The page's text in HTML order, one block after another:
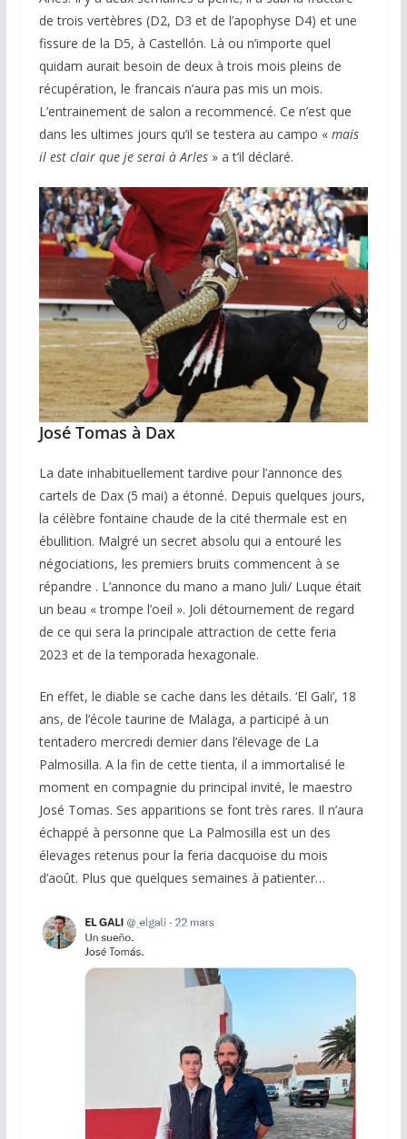
de trois vertèbres (D2, D3 et de l’apophyse D4) et une
fissure de la D5, à Castellón. Là ou n’importe quel
quidam aurait besoin de deux à trois mois pleins de
récupération, le francais n’aura pas mis un mois.
L’entrainement de salon a recommencé. Ce n’est que
dans les ultimes jours qu’il se testera au campo « mais
il est clair que je serai à Arles» a t’il déclaré.
José Tomas à Dax
La date inhabituellement tardive pour l’annonce des
cartels de Dax (5 mai) a étonné. Depuis quelques jours,
la célèbre fontaine chaude de la cité thermale est en
ébullition. Malgré un secret absolu qui a entouré les
négociations, les premiers bruits commencent à se
répandre . L’annonce du mano a mano Juli/ Luque était
un beau « trompe l’oeil ». Joli détournement de regard
de ce qui sera la principale attraction de cette feria
2023 et de la temporada hexagonale.
En effet, le diable se cache dans les détails. ‘El Gali’, 18
ans, de l’école taurine de Malaga, a participé à un
tentadero mercredi dernier dans l’élevage de La
Palmosilla. A la fin de cette tienta, il a immortalisé le
moment en compagnie du principal invité, le maestro
José Tomas. Ses apparitions se font très rares. Il n’aura
échappé à personne que La Palmosilla est un des
élevages retenus pour la feria dacquoise du mois
d’août. Plus que quelques semaines à patienter…